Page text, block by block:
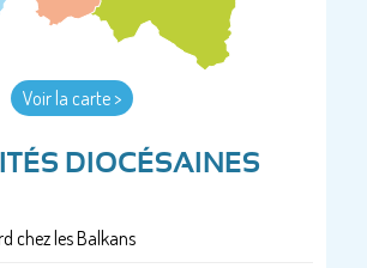
Voir la carte >
DIOCÉSAINES
chez les Balkans